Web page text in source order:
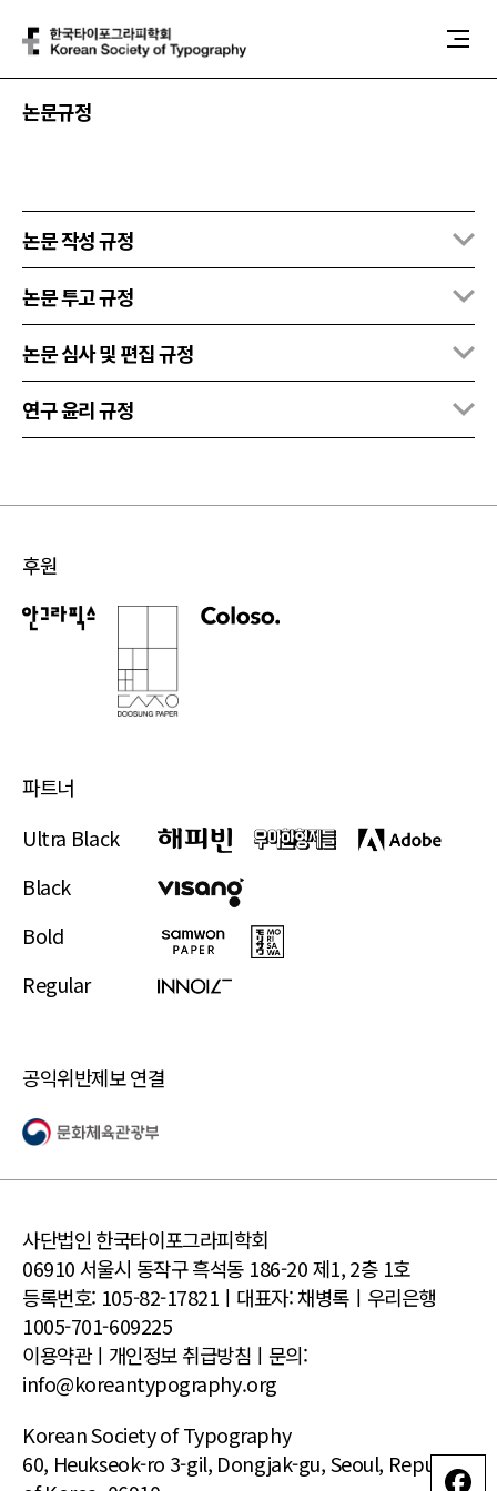
메인메뉴 바로가기
본문 바로가기
논문규정
논문 작성 규정
논문 투고 규정
논문 심사 및 편집 규정
연구 윤리 규정
후원
파트너
Ultra Black
Black
Bold
Regular
공익위반제보 연결
사단법인 한국타이포그라피학회
06910 서울시 동작구 흑석동 186-20 제1, 2층 1호
등록번호: 105-82-17821ㅣ대표자: 채병록ㅣ우리은행
1005-701-609225
이용약관ㅣ 개인정보취급방침ㅣ문의:
info@koreantypography.org
Korean Society of Typography
60, Heukseok-ro 3-gil, Dongjak-gu, Seoul, Republic